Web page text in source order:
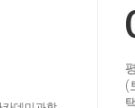
(